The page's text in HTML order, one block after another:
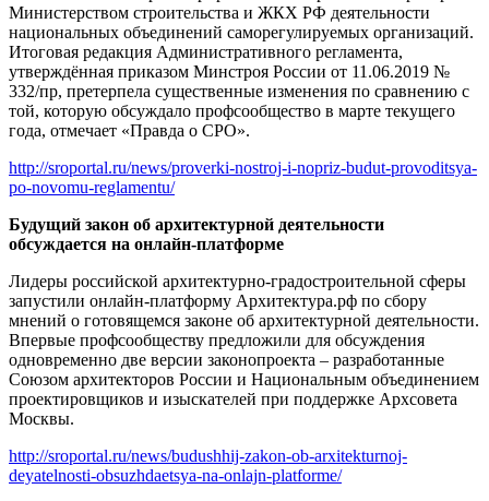
Министерством строительства и ЖКХ РФ деятельности
национальных объединений саморегулируемых организаций.
Итоговая редакция Административного регламента,
утверждённая приказом Минстроя России от 11.06.2019 №
332/пр, претерпела существенные изменения по сравнению с
той, которую обсуждало профсообщество в марте текущего
года, отмечает «Правда о СРО».
http://sroportal.ru/news/proverki-nostroj-i-nopriz-budut-provoditsya-
po-novomu-reglamentu/
Будущий закон об архитектурной деятельности
обсуждается на онлайн-платформе
Лидеры российской архитектурно-градостроительной сферы
запустили онлайн-платформу Архитектура.рф по сбору
мнений о готовящемся законе об архитектурной деятельности.
Впервые профсообществу предложили для обсуждения
одновременно две версии законопроекта – разработанные
Союзом архитекторов России и Национальным объединением
проектировщиков и изыскателей при поддержке Архсовета
Москвы.
http://sroportal.ru/news/budushhij-zakon-ob-arxitekturnoj-
deyatelnosti-obsuzhdaetsya-na-onlajn-platforme/